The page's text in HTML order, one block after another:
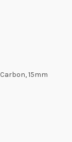
15mm